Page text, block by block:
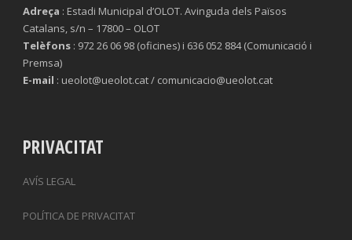
Adreça : Estadi Municipal d’OLOT. Avinguda dels Països
Catalans, s/n – 17800 – OLOT
Telèfons : 972 26 06 98 (oficines) i 636 052 884 (Comunicació i
Premsa)
E-mail : ueolot@ueolot.cat / comunicacio@ueolot.cat
PRIVACITAT
AVÍS LEGAL
POLÍTICA DE PRIVACITAT